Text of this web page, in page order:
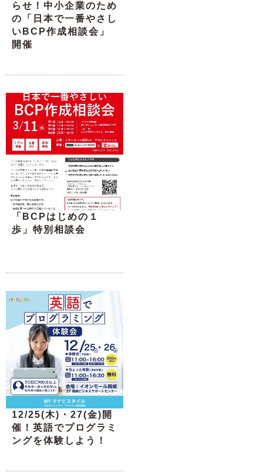
らせ！中小企業のため
の「日本で一番やさし
いBCP作成相談会」
開催
「BCPはじめの１
歩」特別相談会
12/25(木)・27(金)開
催！英語でプログラミ
ングを体験しよう！